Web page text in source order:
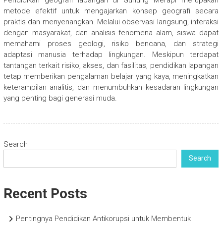
metode efektif untuk mengajarkan konsep geografi secara
praktis dan menyenangkan. Melalui observasi langsung, interaksi
dengan masyarakat, dan analisis fenomena alam, siswa dapat
memahami proses geologi, risiko bencana, dan strategi
adaptasi manusia terhadap lingkungan. Meskipun terdapat
tantangan terkait risiko, akses, dan fasilitas, pendidikan lapangan
tetap memberikan pengalaman belajar yang kaya, meningkatkan
keterampilan analitis, dan menumbuhkan kesadaran lingkungan
yang penting bagi generasi muda.
Search
Search
Recent Posts
Pentingnya Pendidikan Antikorupsi untuk Membentuk